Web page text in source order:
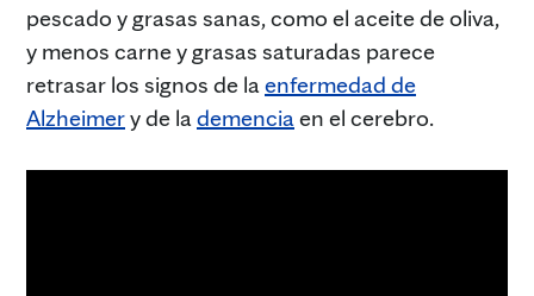
pescado y grasas sanas, como el aceite de oliva,
y menos carne y grasas saturadas parece
retrasar los signos de la enfermedad de
Alzheimery de la demencia en el cerebro.